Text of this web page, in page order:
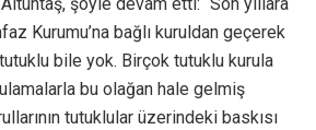
Altuntaş, şöyle devam etti: “Son yıllara
Kurumu’na bağlı kuruldan geçerek
bile yok. Birçok tutuklu kurula
bu olağan hale gelmiş
tutuklular üzerindeki baskısı